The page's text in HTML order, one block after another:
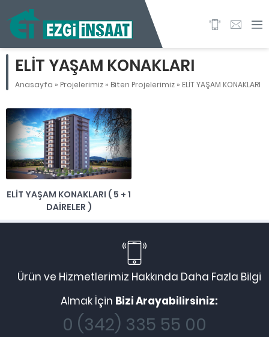
ELİT YAŞAM KONAKLARI
Anasayfa » Projelerimiz » Biten Projelerimiz » ELİT YAŞAM KONAKLARI
ELİT YAŞAM KONAKLARI ( 5 + 1
DAİRELER )
Ürün ve Hizmetlerimiz Hakkında Daha Fazla Bilgi
Almak İçin Bizi Arayabilirsiniz:
0 (342) 335 55 00